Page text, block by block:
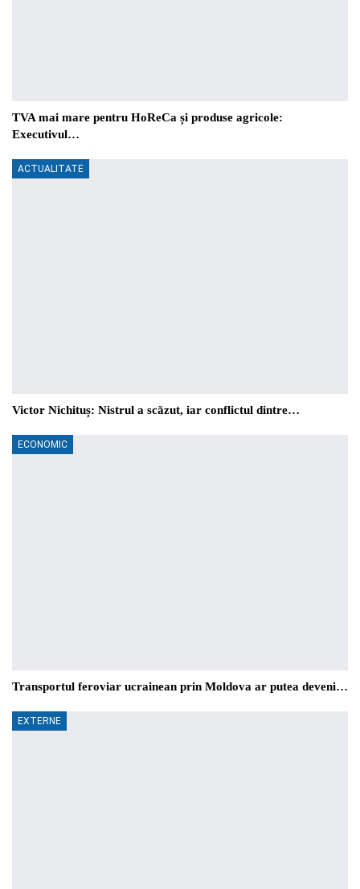
TVA mai mare pentru HoReCa și produse agricole:
Executivul…
ACTUALITATE
Victor Nichituș: Nistrul a scăzut, iar conflictul dintre…
ECONOMIC
Transportul feroviar ucrainean prin Moldova ar putea deveni…
EXTERNE